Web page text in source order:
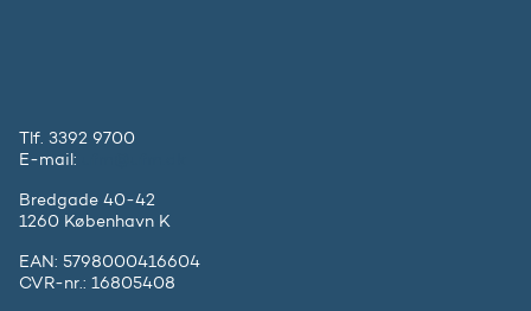
Tlf. 3392 9700
E-mail:
Bredgade 40-42
1260 København K
EAN: 5798000416604
CVR-nr.: 16805408